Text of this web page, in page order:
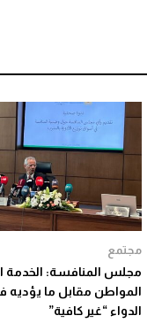
مجتمع
مجلس المنافسة: الخدمة
المواطن مقابل ما
الدواء “غير كافية”